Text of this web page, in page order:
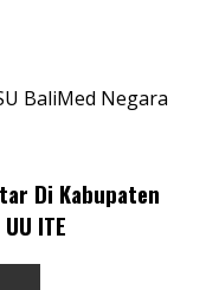
BaliMed Negara
Di Kabupaten
ITE